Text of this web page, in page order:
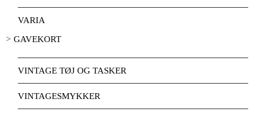
VARIA
GAVEKORT
VINTAGE TØJ OG TASKER
VINTAGESMYKKER